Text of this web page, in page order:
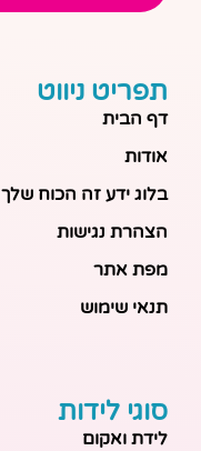
תפריט ניווט
דף הבית
אודות
בלוג ידע זה הכוח שלך
הצהרת נגישות
מפת אתר
תנאי שימוש
סוגי לידות
לידת ואקום